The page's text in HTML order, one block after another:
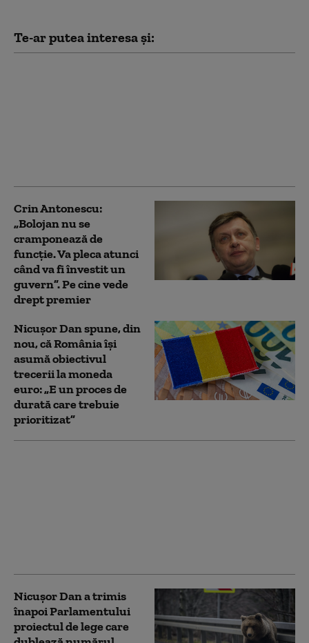
Te-ar putea interesa și:
Crin Antonescu:
„Bolojan nu se
cramponează de
funcție. Va pleca atunci
când va fi învestit un
guvern”. Pe cine vede
drept premier
Nicușor Dan spune, din
nou, că România își
asumă obiectivul
trecerii la moneda
euro: „E un proces de
durată care trebuie
prioritizat”
Nicușor Dan a trimis
înapoi Parlamentului
proiectul de lege care